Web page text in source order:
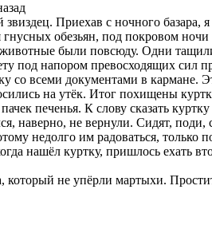
Приехав с ночного базара,
обезьян, под покровом
были повсюду. Одни
под напором превосходящих сил
со всеми документами в
на утёк. Итог похищены
печенья. К слову сказать
наверно, не вернули. Сидят,
недолго им радоваться, только
нашёл куртку, пришлось ехать
который не упёрли мартыхи.